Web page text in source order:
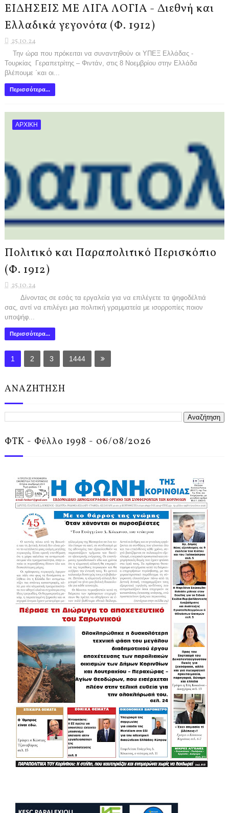
ΕΙΔΗΣΕΙΣ ΜΕ ΛΙΓΑ ΛΟΓΙΑ - Διεθνή και
Ελλαδικά γεγονότα (Φ. 1912)
25.10.24
Την ώρα που πρόκειται να συναντηθούν οι ΥΠΕΞ Ελλάδας -
Τουρκίας Γεραπετρίτης – Φιντάν, στις 8 Νοεμβρίου στην Ελλάδα
βλέπουμε ΄και οι...
Περισσότερα...
ΑΡΧΙΚΗ
Πολιτικό και Παραπολιτικό Περισκόπιο
(Φ. 1912)
25.10.24
Δίνοντας σε εσάς τα εργαλεία για να επιλέγετε τα ψηφοδέλτιά
σας, αντί να επιλέγει μια πολιτική γραμματεία με ισορροπίες ποιον
υποψήφ...
Περισσότερα...
1 2 3 1444
ΑΝΑΖΗΤΗΣΗ
ΦΤΚ - Φύλλο 1998 - 06/08/2026